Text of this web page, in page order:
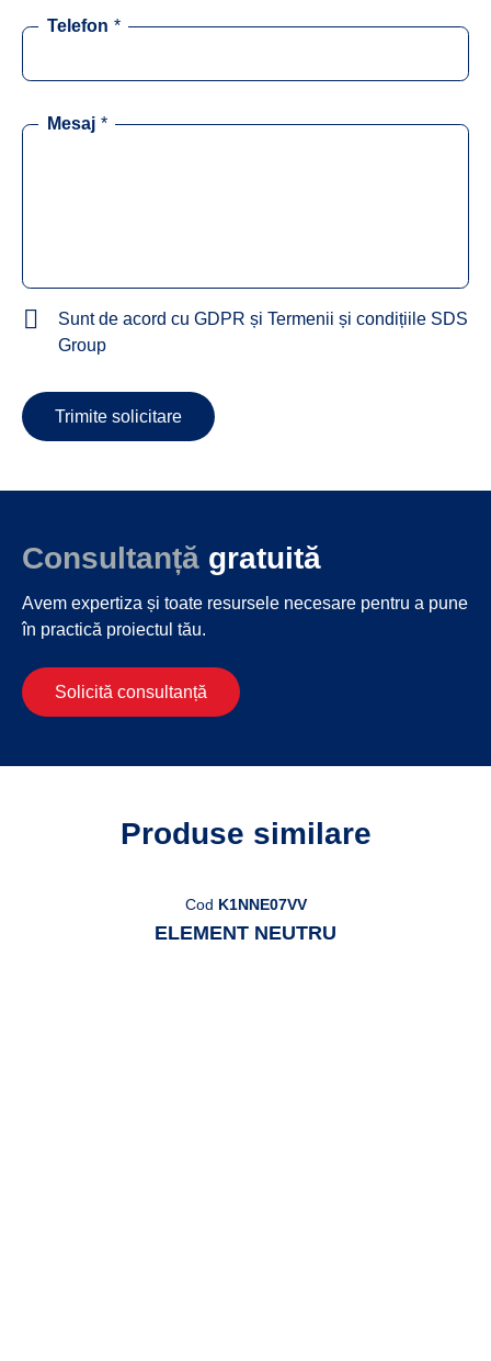
Telefon *
Mesaj *
Sunt de acord cu GDPR și Termenii și condițiile SDS
Group
Trimite solicitare
Consultanță gratuită
Avem expertiza și toate resursele necesare pentru a pune
în practică proiectul tău.
Solicită consultanță
Produse similare
Cod K1NNE07VV
ELEMENT NEUTRU